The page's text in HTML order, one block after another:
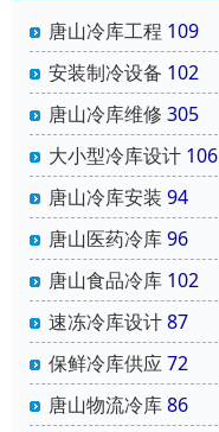
唐山冷库工程 109
安装制冷设备 102
唐山冷库维修 305
大小型冷库设计 106
唐山冷库安装 94
唐山医药冷库96
唐山食品冷库 102
速冻冷库设计87
保鲜冷库供应72
唐山物流冷库86